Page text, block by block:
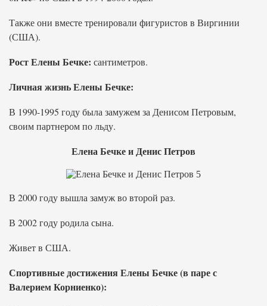
Также они вместе тренировали фигуристов в Виргинии
(США).
Рост Елены Бечке: сантиметров.
Личная жизнь Елены Бечке:
В 1990-1995 году была замужем за Денисом Петровым,
своим партнером по льду.
Елена Бечке и Денис Петров
В 2000 году вышла замуж во второй раз.
В 2002 году родила сына.
Живет в США.
Спортивные достижения Елены Бечке (в паре с
Валерием Корниенко):